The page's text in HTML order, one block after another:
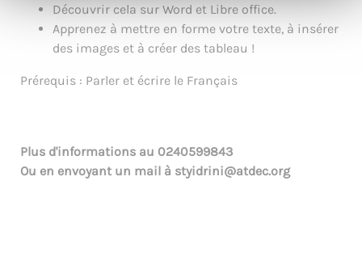
Découvrir cela sur Word et Libre office.
Apprenez à mettre en forme votre texte, à insérer
des images et à créer des tableau !
Prérequis : Parler et écrire le Français
Plus d'informations au 0240599843
Ou en envoyant un mail à styidrini@atdec.org